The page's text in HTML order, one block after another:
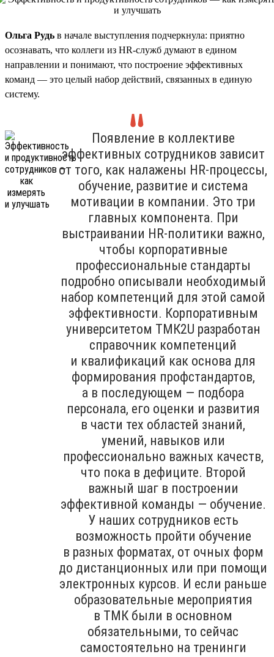
Ольга Рудь в начале выступления подчеркнула: приятно
осознавать, что коллеги из HR-служб думают в едином
направлении и понимают, что построение эффективных
команд — это целый набор действий, связанных в единую
систему.
Появление в коллективе
эффективных сотрудников зависит
от того, как налажены HR-процессы,
обучение, развитие и система
мотивации в компании. Это три
главных компонента. При
выстраивании HR-политики важно,
чтобы корпоративные
профессиональные стандарты
подробно описывали необходимый
набор компетенций для этой самой
эффективности. Корпоративным
университетом ТМК2U разработан
справочник компетенций
и квалификаций как основа для
формирования профстандартов,
а в последующем — подбора
персонала, его оценки и развития
в части тех областей знаний,
умений, навыков или
профессионально важных качеств,
что пока в дефиците. Второй
важный шаг в построении
эффективной команды — обучение.
У наших сотрудников есть
возможность пройти обучение
в разных форматах, от очных форм
до дистанционных или при помощи
электронных курсов. И если раньше
образовательные мероприятия
в ТМК были в основном
обязательными, то сейчас
самостоятельно на тренинги